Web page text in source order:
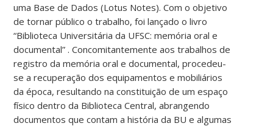
uma Base de Dados (Lotus Notes). Com o objetivo
de tornar público o trabalho, foi lançado o livro
“Biblioteca Universitária da UFSC: memória oral e
documental” . Concomitantemente aos trabalhos de
registro da memória oral e documental, procedeu-
se a recuperação dos equipamentos e mobiliários
da época, resultando na constituição de um espaço
físico dentro da Biblioteca Central, abrangendo
documentos que contam a história da BU e algumas